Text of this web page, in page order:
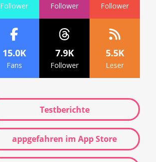
Follower Follower Follower
15.0K
Fans
7.9K
Follower
5.5K
Leser
Testberichte
appgefahren im App Store